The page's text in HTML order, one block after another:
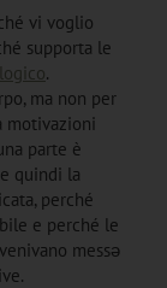
vi voglio
supporta le
.
ma non per
motivazioni
parte è
quindi la
perché
e perché le
messə